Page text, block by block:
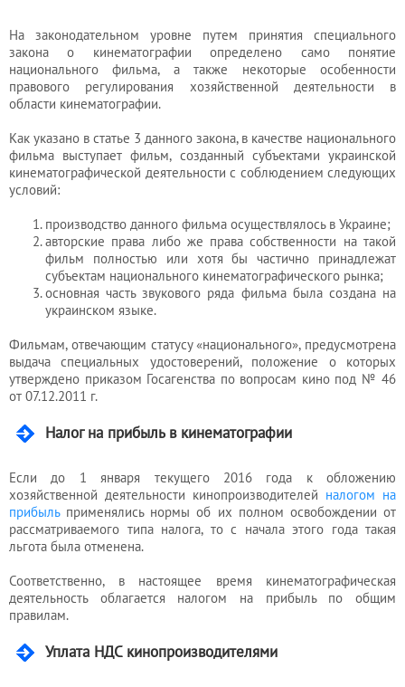
На законодательном уровне путем принятия специального
закона о кинематографии определено само понятие
национального фильма, а также некоторые особенности
правового регулирования хозяйственной деятельности в
области кинематографии.
Как указано в статье 3 данного закона, в качестве национального
фильма выступает фильм, созданный субъектами украинской
кинематографической деятельности с соблюдением следующих
условий:
производство данного фильма осуществлялось в Украине;
авторские права либо же права собственности на такой
фильм полностью или хотя бы частично принадлежат
субъектам национального кинематографического рынка;
основная часть звукового ряда фильма была создана на
украинском языке.
Фильмам, отвечающим статусу «национального», предусмотрена
выдача специальных удостоверений, положение о которых
утверждено приказом Госагенства по вопросам кино под № 46
от 07.12.2011 г.
Налог на прибыль в кинематографии
Если до 1 января текущего 2016 года к обложению
хозяйственной деятельности кинопроизводителей налогом на
прибыльприменялись нормы об их полном освобождении от
рассматриваемого типа налога, то с начала этого года такая
льгота была отменена.
Соответственно, в настоящее время кинематографическая
деятельность облагается налогом на прибыль по общим
правилам.
Уплата НДС кинопроизводителями